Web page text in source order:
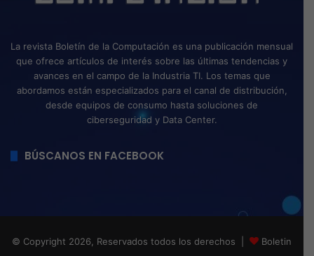
La revista Boletín de la Computación es una publicación mensual
que ofrece artículos de interés sobre las últimas tendencias y
avances en el campo de la Industria TI. Los temas que
abordamos están especializados para el canal de distribución,
desde equipos de consumo hasta soluciones de
ciberseguridad y Data Center.
BÚSCANOS EN FACEBOOK
© Copyright 2026, Reservados todos los derechos | Boletin